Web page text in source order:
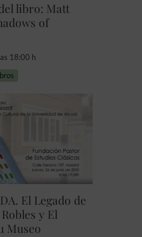
libro: Matt
of
18:00 h
El Legado de
y El
Museo